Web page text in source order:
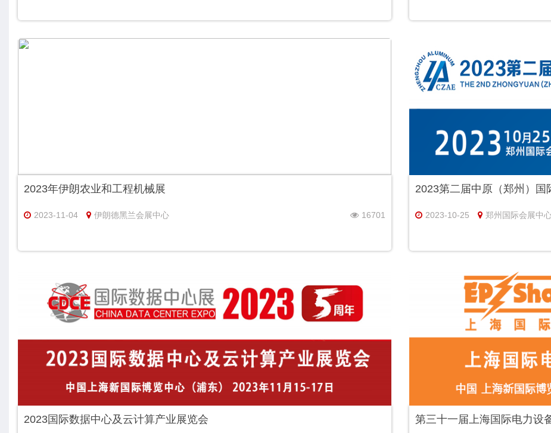
2023年伊朗农业和工程机械展
2023-11-04 伊朗德黑兰会展中心 16701
2023第二届中原（郑州）国
2023-10-25 郑州国际会展中
2023国际数据中心及云计算产业展览会 第三十一届上海国际电力设